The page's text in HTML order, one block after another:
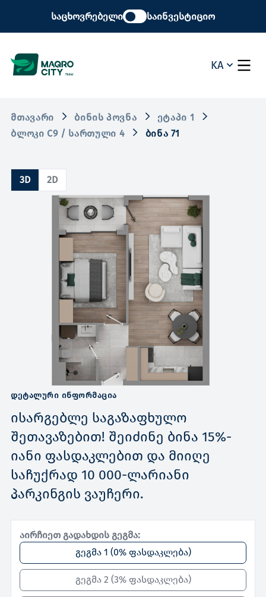
საცხოვრებელი საინვესტიციო
KA
ᲛᲗᲐᲕᲐᲠᲘ ᲑᲘᲜᲘᲡ ᲞᲝᲕᲜᲐ
ᲔᲢᲐᲞᲘ 1
ᲑᲚᲝᲙᲘ C9 / ᲡᲐᲠᲗᲣᲚᲘ 4
ᲑᲘᲜᲐ 71
3D 2D
ᲓᲔᲢᲐᲚᲣᲠᲘ ᲘᲜᲤᲝᲠᲛᲐᲪᲘᲐ
ისარგებლე საგაზაფხულო
შეთავაზებით! შეიძინე ბინა 15%-
იანი ფასდაკლებით და მიიღე
საჩუქრად 10 000-ლარიანი
პარკინგის ვაუჩერი.
აირჩიეთ გადახდის გეგმა:
გეგმა 1 (0% ფასდაკლება)
გეგმა 2 (3% ფასდაკლება)